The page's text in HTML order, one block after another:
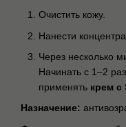
Очистить кожу.
Нанести
Через несколько
Начинать с 1–2
применять крем с
Назначение: